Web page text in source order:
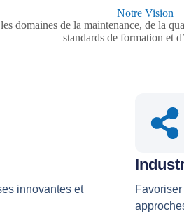
Notre Vision
domaines de la maintenance, de la
standards de formation et
innovantes et